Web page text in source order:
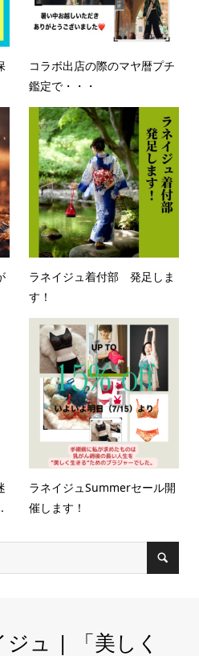
コラボ出店の際のマヤ暦プチ
鑑定で・・・
ラネイジュ着付部 発足しま
す！
ラネイジュSummerセール開
催します！
ジュ | 「美しく